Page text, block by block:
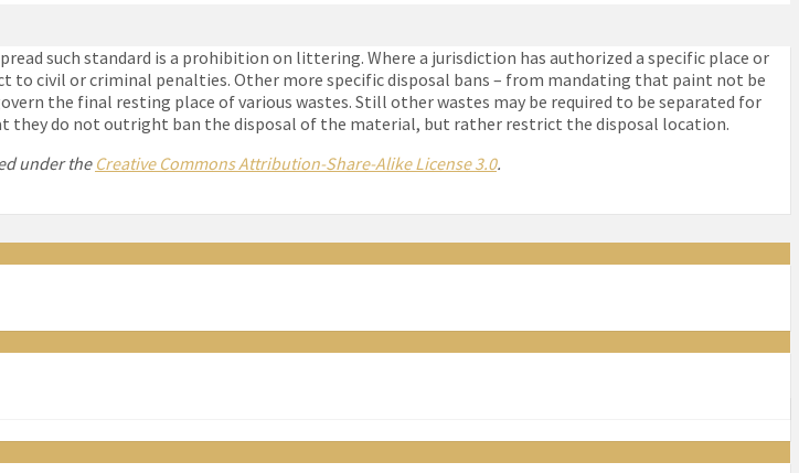
such standard is a prohibition on littering. Where a jurisdiction has authorized a specific place or
civil or criminal penalties. Other more specific disposal bans – from mandating that paint not be
the final resting place of various wastes. Still other wastes may be required to be separated for
they do not outright ban the disposal of the material, but rather restrict the disposal location.
under the Creative Commons Attribution-Share-Alike License 3.0.